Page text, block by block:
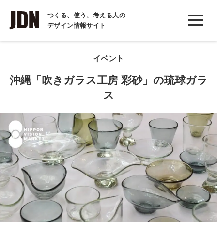
つくる、使う、考える人の
デザイン情報サイト
INTERVIEW
インタビュー
イベント
沖縄「吹きガラス工房 彩砂」の琉球ガラ
ス